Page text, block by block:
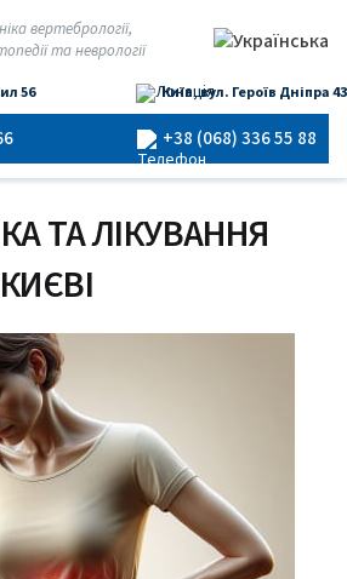
вертебрології,
та неврології
56 Київ, вул. Героїв Дніпра 43
+38 (068) 336 55 88
ТА ЛІКУВАННЯ
×